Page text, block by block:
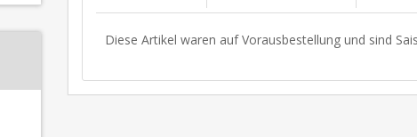
Diese Artikel waren auf Vorausbestellung und sind